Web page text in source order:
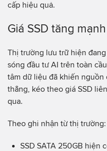
cấp hiệu quả.
Giá SSD tăng
Thị trường lưu trữ hiện
sóng đầu tư AI trên toàn
tâm dữ liệu đã khiến nguồn
thẳng, kéo theo giá SSD
qua.
Theo ghi nhận từ thị trường:
SSD SATA 250GB hiện